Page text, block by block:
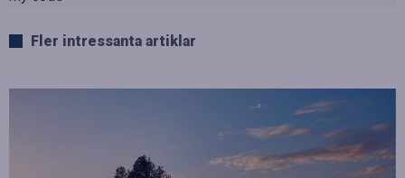
Fler intressanta artiklar